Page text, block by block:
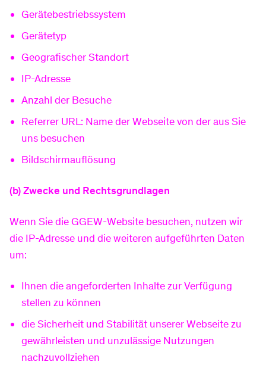
Gerätebestriebssystem
Gerätetyp
Geografischer Standort
IP-Adresse
Anzahl der Besuche
Referrer URL: Name der Webseite von der aus Sie
uns besuchen
Bildschirmauflösung
(b) Zwecke und Rechtsgrundlagen
Wenn Sie die GGEW-Website besuchen, nutzen wir
die IP-Adresse und die weiteren aufgeführten Daten
um:
Ihnen die angeforderten Inhalte zur Verfügung
stellen zu können
die Sicherheit und Stabilität unserer Webseite zu
gewährleisten und unzulässige Nutzungen
nachzuvollziehen